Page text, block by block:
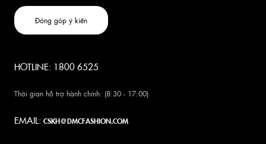
Đóng góp ý kiến
HOTLINE: 1800 6525
Thời gian hỗ trợ hành chính: (8:30 - 17:00)
EMAIL: CSKH@DMCFASHION.COM